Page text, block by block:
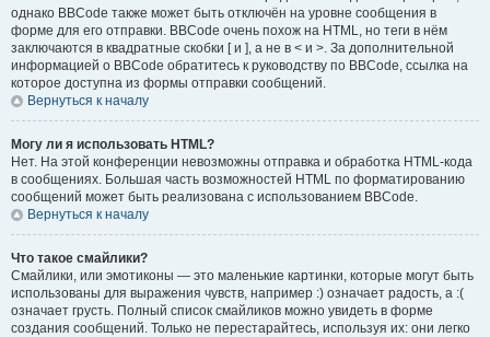
однако BBCode также может быть отключён на уровне сообщения в
форме для его отправки. BBCode очень похож на HTML, но теги в нём
заключаются в квадратные скобки [ и ], а не в < и >. За дополнительной
информацией о BBCode обратитесь к руководству по BBCode, ссылка на
которое доступна из формы отправки сообщений.
Вернуться к началу
Могу ли я использовать HTML?
Нет. На этой конференции невозможны отправка и обработка HTML-кода
в сообщениях. Большая часть возможностей HTML по форматированию
сообщений может быть реализована с использованием BBCode.
Вернуться к началу
Что такое смайлики?
Смайлики, или эмотиконы — это маленькие картинки, которые могут быть
использованы для выражения чувств, например :) означает радость, а :(
означает грусть. Полный список смайликов можно увидеть в форме
создания сообщений. Только не перестарайтесь, используя их: они легко